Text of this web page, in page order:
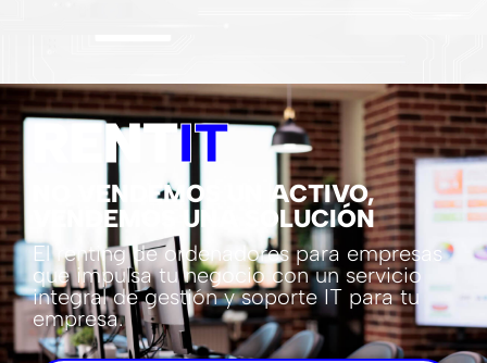
RENTIT
NO VENDEMOS UN ACTIVO,
VENDEMOS UNA SOLUCIÓN
El renting de ordenadores para empresas
que impulsa tu negocio con un servicio
integral de gestión y soporte IT para tu
empresa.